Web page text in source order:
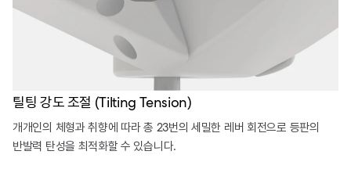
틸팅 강도 조절 (Tilting Tension)
개개인의 체형과 취향에 따라 총 23번의 세밀한 레버 회전으로 등판의
반발력 탄성을 최적화할 수 있습니다.